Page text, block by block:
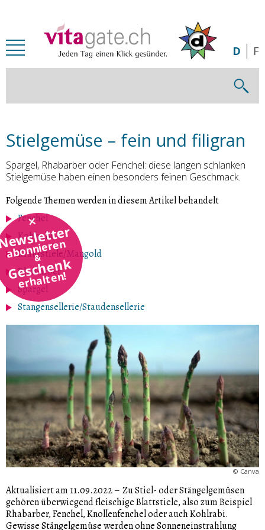
abonnieren
&
Geschenk
erhalten!
D F
Stielgemüse – fein und filigran
Spargel, Rhabarber oder Fenchel: diese langen schlanken
Stielgemüse haben einen besonders feinen Geschmack.
Folgende Themen werden in diesem Artikel behandelt
Fenchel
Kohlrabi
Krautstiele/Mangold
Rhabarber
Spargel
Stangensellerie/Staudensellerie
© Canva
Aktualisiert am 11.09.2022– Zu Stiel- oder Stängelgemüsen
gehören überwiegend fleischige Blattstiele, also zum Beispiel
Rhabarber, Fenchel, Knollenfenchel oder auch Kohlrabi.
Gewisse Stängelgemüse werden ohne Sonneneinstrahlung